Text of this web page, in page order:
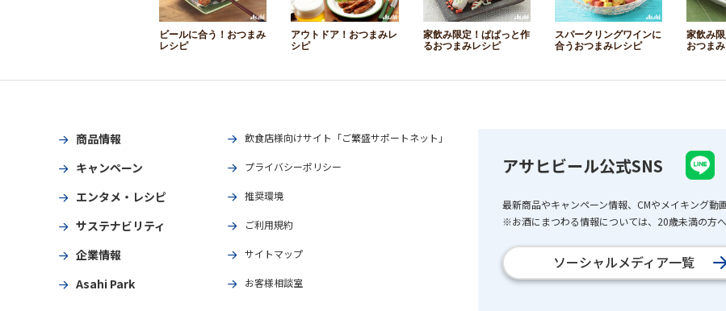
ビールに合う！おつまみ
レシピ
アウトドア！おつまみレ
シピ
家飲み限定！ぱぱっと作
るおつまみレシピ
スパークリングワインに
合うおつまみレシピ
家飲み
おつま
商品情報
キャンペーン
エンタメ・レシピ
サステナビリティ
企業情報
Asahi Park
飲食店様向けサイト「ご繁盛サポートネット」
プライバシーポリシー
推奨環境
ご利用規約
サイトマップ
お客様相談室
アサヒビール公式SNS
最新商品やキャンペーン情報、CMやメイキング動
※お酒にまつわる情報については、20歳未満の方
ソーシャルメディア一覧